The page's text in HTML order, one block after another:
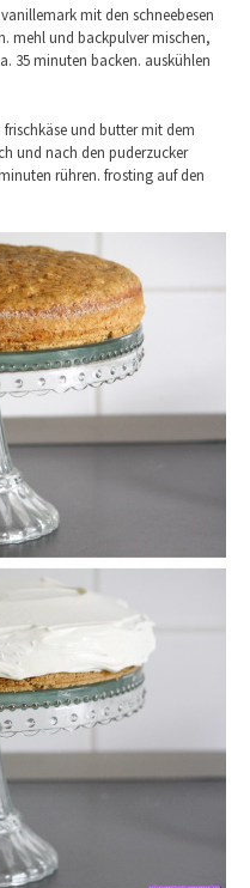
mit den schneebesen
mehl und backpulver mischen,
35 minuten backen. auskühlen
und butter mit dem
und nach den puderzucker
rühren. frosting auf den